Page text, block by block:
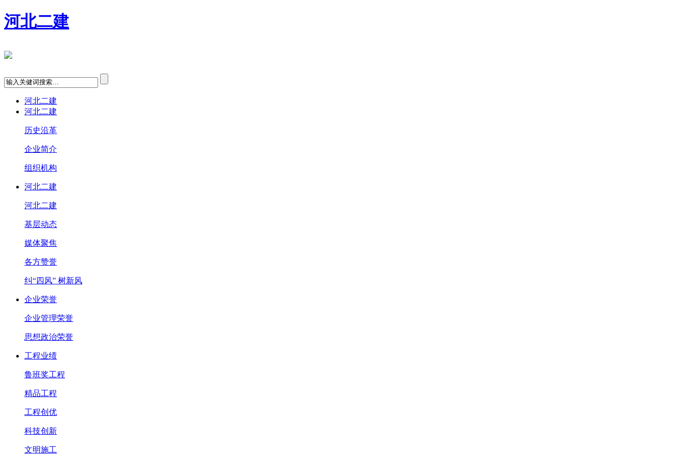
河北二建
河北二建
河北二建
历史沿革
企业简介
组织机构
河北二建
河北二建
基层动态
媒体聚焦
各方赞誉
纠“四风” 树新风
企业荣誉
企业管理荣誉
思想政治荣誉
工程业绩
鲁班奖工程
精品工程
工程创优
科技创新
文明施工